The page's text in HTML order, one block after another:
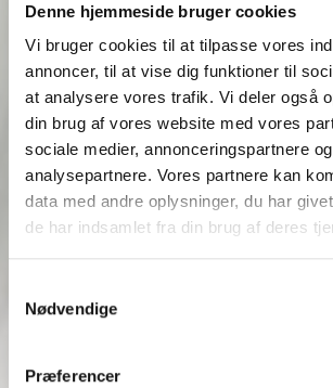
Denne hjemmeside bruger cookies
Vi bruger cookies til at tilpasse vores
annoncer, til at vise dig funktioner til
at analysere vores trafik. Vi deler også
din brug af vores website med vores
sociale medier, annonceringspartnere og
analysepartnere. Vores partnere kan
data med andre oplysninger, du har
de har indsamlet fra din brug af deres
Nødvendige
Præferencer